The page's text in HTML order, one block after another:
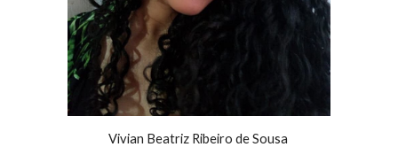
Vivian Beatriz Ribeiro de Sousa